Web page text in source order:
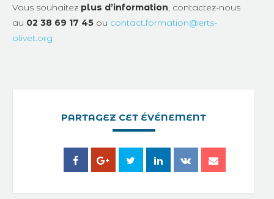
Vous souhaitez plus d’information , contactez-nous
au 02 38 69 17 45 ou contact.formation@erts-
olivet.org
PARTAGEZ CET ÉVÉNEMENT